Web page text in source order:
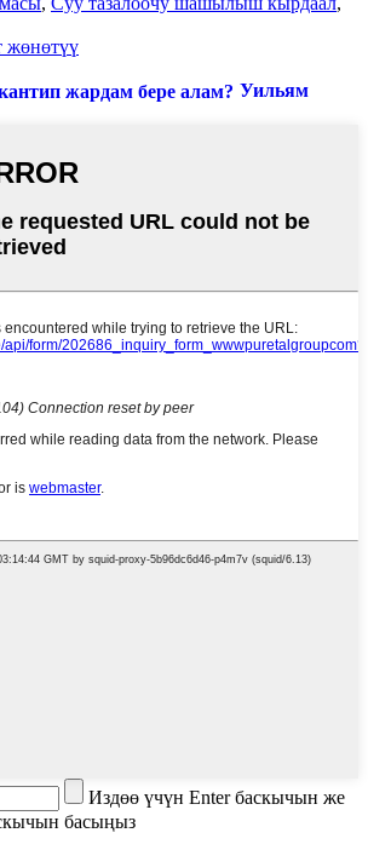
жөнөтүү
Уильям
Издөө үчүн Enter баскычын же
басыңыз